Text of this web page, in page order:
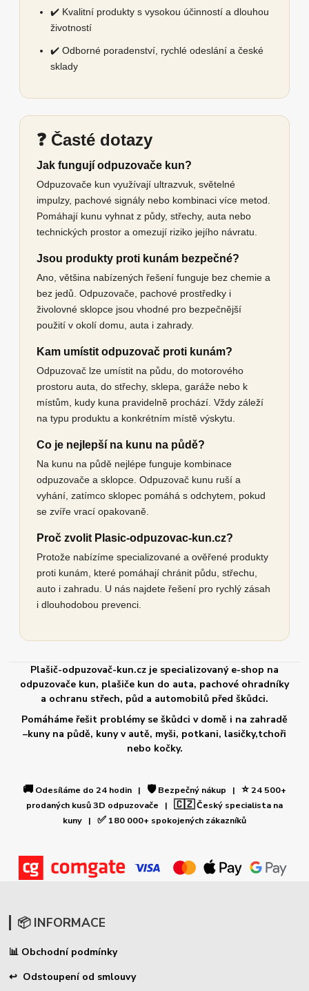
✔️ Kvalitní produkty s vysokou účinností a dlouhou
životností
✔️ Odborné poradenství, rychlé odeslání a české
sklady
❓ Časté dotazy
Jak fungují odpuzovače kun?
Odpuzovače kun využívají ultrazvuk, světelné
impulzy, pachové signály nebo kombinaci více metod.
Pomáhají kunu vyhnat z půdy, střechy, auta nebo
technických prostor a omezují riziko jejího návratu.
Jsou produkty proti kunám bezpečné?
Ano, většina nabízených řešení funguje bez chemie a
bez jedů. Odpuzovače, pachové prostředky i
živolovné sklopce jsou vhodné pro bezpečnější
použití v okolí domu, auta i zahrady.
Kam umístit odpuzovač proti kunám?
Odpuzovač lze umístit na půdu, do motorového
prostoru auta, do střechy, sklepa, garáže nebo k
místům, kudy kuna pravidelně prochází. Vždy záleží
na typu produktu a konkrétním místě výskytu.
Co je nejlepší na kunu na půdě?
Na kunu na půdě nejlépe funguje kombinace
odpuzovače a sklopce. Odpuzovač kunu ruší a
vyhání, zatímco sklopec pomáhá s odchytem, pokud
se zvíře vrací opakovaně.
Proč zvolit Plasic-odpuzovac-kun.cz?
Protože nabízíme specializované a ověřené produkty
proti kunám, které pomáhají chránit půdu, střechu,
auto i zahradu. U nás najdete řešení pro rychlý zásah
i dlouhodobou prevenci.
Plašič-odpuzovač-kun.cz je specializovaný e-shop na
odpuzovače kun, plašiče kun do auta, pachové ohradníky
a ochranu střech, půd a automobilů před škůdci.
Pomáháme řešit problémy se škůdci v domě i na zahradě
–kuny na půdě, kuny v autě, myši, potkani, lasičky,tchoři
nebo kočky.
🚚 Odesíláme do 24 hodin | 🛡️Bezpečný nákup | ⭐24 500+
prodaných kusů 3D odpuzovače | 🇨🇿Český specialista na
kuny | ✅ 180 000+ spokojených zákazníků
📦 INFORMACE
📊 Obchodní podmínky
↩ Odstoupení od smlouvy